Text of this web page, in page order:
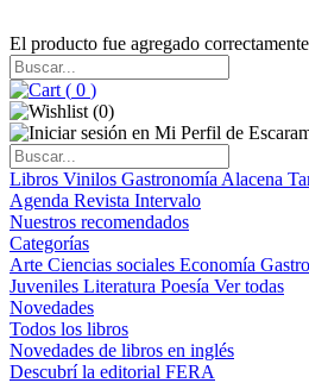
El producto fue agregado correctamente
( 0 )
(0)
Libros Vinilos Gastronomía Alacena
Agenda Revista Intervalo
Nuestros recomendados
Categorías
Arte Ciencias sociales Economía
Juveniles Literatura Poesía Ver todas
Novedades
Todos los libros
Novedades de libros en inglés
Descubrí la editorial FERA